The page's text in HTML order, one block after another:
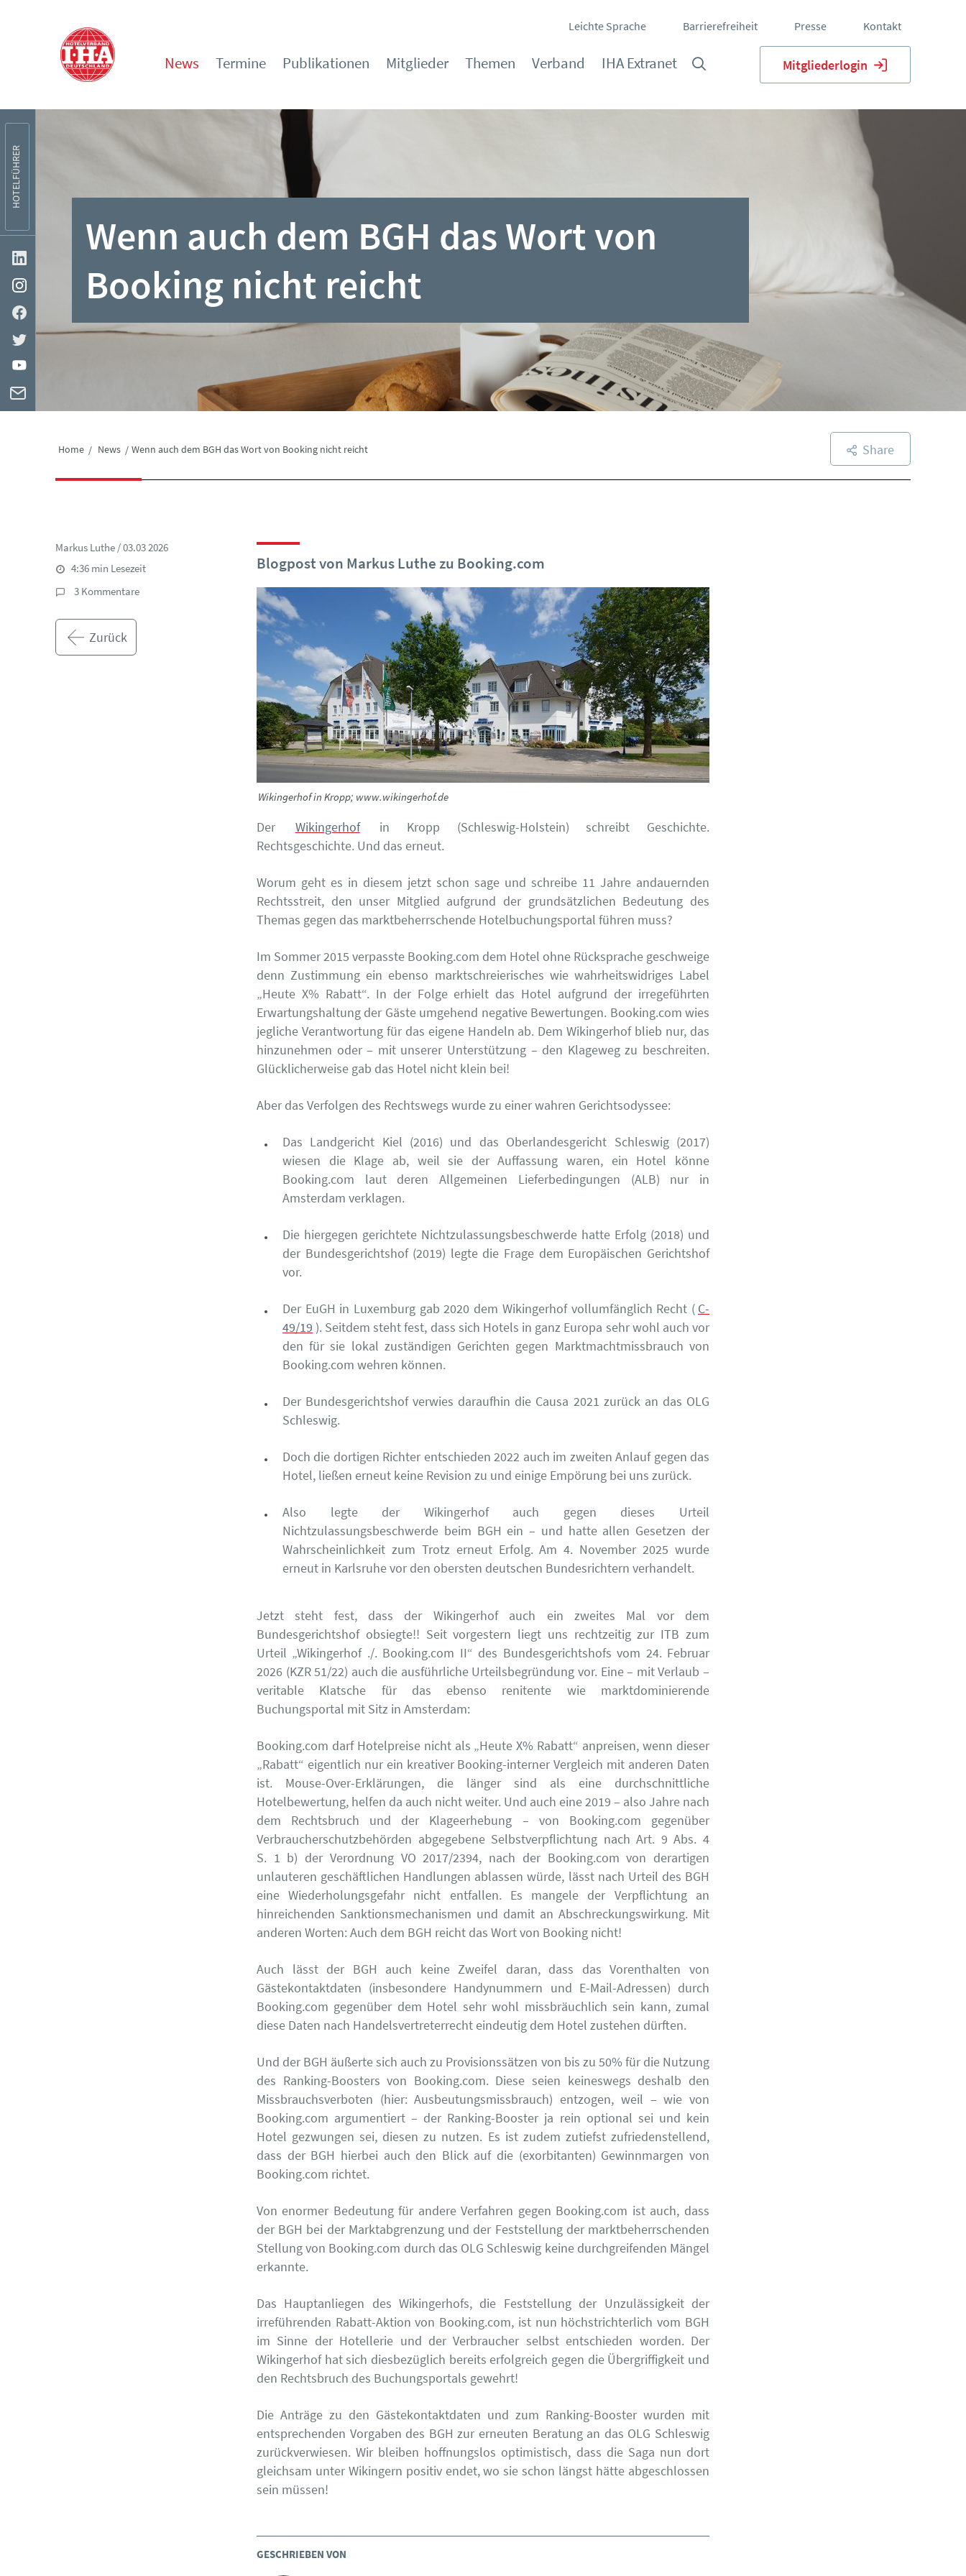
Leichte Sprache Barrierefreiheit Presse Kontakt
News Termine Publikationen Mitglieder Themen Verband IHA Extranet Mitgliederlogin
Wenn auch dem BGH das Wort von
Booking nicht reicht
HOTELFÜHRER
Home News Wenn auch dem BGH das Wort von Booking nicht reicht Share
Markus Luthe / 03.03 2026
4:36 min Lesezeit
3 Kommentare
Zurück
Blogpost von Markus Luthe zu Booking.com
Wikingerhof in Kropp; www.wikingerhof.de
Der Wikingerhof
in Kropp (Schleswig-Holstein) schreibt Geschichte.
Rechtsgeschichte. Und das erneut.
Worum geht es in diesem jetzt schon sage und schreibe 11 Jahre andauernden
Rechtsstreit, den unser Mitglied aufgrund der grundsätzlichen Bedeutung des
Themas gegen das marktbeherrschende Hotelbuchungsportal führen muss?
Im Sommer 2015 verpasste Booking.com dem Hotel ohne Rücksprache geschweige
denn Zustimmung ein ebenso marktschreierisches wie wahrheitswidriges Label
„Heute X% Rabatt“. In der Folge erhielt das Hotel aufgrund der irregeführten
Erwartungshaltung der Gäste umgehend negative Bewertungen. Booking.com wies
jegliche Verantwortung für das eigene Handeln ab. Dem Wikingerhof blieb nur, das
hinzunehmen oder – mit unserer Unterstützung – den Klageweg zu beschreiten.
Glücklicherweise gab das Hotel nicht klein bei!
Aber das Verfolgen des Rechtswegs wurde zu einer wahren Gerichtsodyssee:
Das Landgericht Kiel (2016) und das Oberlandesgericht Schleswig (2017)
wiesen die Klage ab, weil sie der Auffassung waren, ein Hotel könne
Booking.com laut deren Allgemeinen Lieferbedingungen (ALB) nur in
Amsterdam verklagen.
Die hiergegen gerichtete Nichtzulassungsbeschwerde hatte Erfolg (2018) und
der Bundesgerichtshof (2019) legte die Frage dem Europäischen Gerichtshof
vor.
Der EuGH in Luxemburg gab 2020 dem Wikingerhof vollumfänglich Recht ( C-
49/19 ). Seitdem steht fest, dass sich Hotels in ganz Europa sehr wohl auch vor
den für sie lokal zuständigen Gerichten gegen Marktmachtmissbrauch von
Booking.com wehren können.
Der Bundesgerichtshof verwies daraufhin die Causa 2021 zurück an das OLG
Schleswig.
Doch die dortigen Richter entschieden 2022 auch im zweiten Anlauf gegen das
Hotel, ließen erneut keine Revision zu und einige Empörung bei uns zurück.
Also legte der Wikingerhof auch gegen dieses Urteil
Nichtzulassungsbeschwerde beim BGH ein – und hatte allen Gesetzen der
Wahrscheinlichkeit zum Trotz erneut Erfolg. Am 4. November 2025 wurde
erneut in Karlsruhe vor den obersten deutschen Bundesrichtern verhandelt.
Jetzt steht fest, dass der Wikingerhof auch ein zweites Mal vor dem
Bundesgerichtshof obsiegte!! Seit vorgestern liegt uns rechtzeitig zur ITB zum
Urteil „Wikingerhof ./. Booking.com II“ des Bundesgerichtshofs vom 24. Februar
2026 (KZR 51/22) auch die ausführliche Urteilsbegründung vor. Eine – mit Verlaub –
veritable Klatsche für das ebenso renitente wie marktdominierende
Buchungsportal mit Sitz in Amsterdam:
Booking.com darf Hotelpreise nicht als „Heute X% Rabatt“ anpreisen, wenn dieser
„Rabatt“ eigentlich nur ein kreativer Booking-interner Vergleich mit anderen Daten
ist. Mouse-Over-Erklärungen, die länger sind als eine durchschnittliche
Hotelbewertung, helfen da auch nicht weiter. Und auch eine 2019 – also Jahre nach
dem Rechtsbruch und der Klageerhebung – von Booking.com gegenüber
Verbraucherschutzbehörden abgegebene Selbstverpflichtung nach Art. 9 Abs. 4
S. 1 b) der Verordnung VO 2017/2394, nach der Booking.com von derartigen
unlauteren geschäftlichen Handlungen ablassen würde, lässt nach Urteil des BGH
eine Wiederholungsgefahr nicht entfallen. Es mangele der Verpflichtung an
hinreichenden Sanktionsmechanismen und damit an Abschreckungswirkung. Mit
anderen Worten: Auch dem BGH reicht das Wort von Booking nicht!
Auch lässt der BGH auch keine Zweifel daran, dass das Vorenthalten von
Gästekontaktdaten (insbesondere Handynummern und E-Mail-Adressen) durch
Booking.com gegenüber dem Hotel sehr wohl missbräuchlich sein kann, zumal
diese Daten nach Handelsvertreterrecht eindeutig dem Hotel zustehen dürften.
Und der BGH äußerte sich auch zu Provisionssätzen von bis zu 50% für die Nutzung
des Ranking-Boosters von Booking.com. Diese seien keineswegs deshalb den
Missbrauchsverboten (hier: Ausbeutungsmissbrauch) entzogen, weil – wie von
Booking.com argumentiert – der Ranking-Booster ja rein optional sei und kein
Hotel gezwungen sei, diesen zu nutzen. Es ist zudem zutiefst zufriedenstellend,
dass der BGH hierbei auch den Blick auf die (exorbitanten) Gewinnmargen von
Booking.com richtet.
Von enormer Bedeutung für andere Verfahren gegen Booking.com ist auch, dass
der BGH bei der Marktabgrenzung und der Feststellung der marktbeherrschenden
Stellung von Booking.com durch das OLG Schleswig keine durchgreifenden Mängel
erkannte.
Das Hauptanliegen des Wikingerhofs, die Feststellung der Unzulässigkeit der
irreführenden Rabatt-Aktion von Booking.com, ist nun höchstrichterlich vom BGH
im Sinne der Hotellerie und der Verbraucher selbst entschieden worden. Der
Wikingerhof hat sich diesbezüglich bereits erfolgreich gegen die Übergriffigkeit und
den Rechtsbruch des Buchungsportals gewehrt!
Die Anträge zu den Gästekontaktdaten und zum Ranking-Booster wurden mit
entsprechenden Vorgaben des BGH zur erneuten Beratung an das OLG Schleswig
zurückverwiesen. Wir bleiben hoffnungslos optimistisch, dass die Saga nun dort
gleichsam unter Wikingern positiv endet, wo sie schon längst hätte abgeschlossen
sein müssen!
GESCHRIEBEN VON